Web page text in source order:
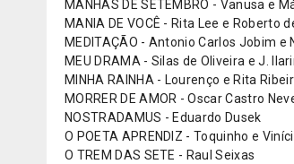
MANHÃS DE SETEMBRO - Vanusa e
MANIA DE VOCÊ - Rita Lee e Roberto
MEDITAÇÃO - Antonio Carlos Jobim e
MEU DRAMA - Silas de Oliveira e J.
MINHA RAINHA - Lourenço e Rita
MORRER DE AMOR - Oscar Castro
NOSTRADAMUS - Eduardo Dusek
O POETA APRENDIZ - Toquinho e
O TREM DAS SETE - Raul Seixas